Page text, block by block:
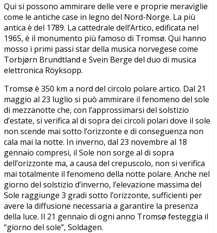
Qui si possono ammirare delle vere e proprie meraviglie
come le antiche case in legno del Nord-Norge. La più
antica è del 1789. La cattedrale dell’Artico, edificata nel
1965, è il monumento più famoso di Tromsø. Qui hanno
mosso i primi passi star della musica norvegese come
Torbjørn Brundtland e Svein Berge del duo di musica
elettronica Röyksopp.
Tromsø è 350 km a nord del circolo polare artico. Dal 21
maggio al 23 luglio si può ammirare il fenomeno del sole
di mezzanotte che, con l’approssimarsi del solstizio
d’estate, si verifica al di sopra dei circoli polari dove il sole
non scende mai sotto l’orizzonte e di conseguenza non
cala mai la notte. In inverno, dal 23 novembre al 18
gennaio compresi, il Sole non sorge al di sopra
dell’orizzonte ma, a causa del crepuscolo, non si verifica
mai totalmente il fenomeno della notte polare. Anche nel
giorno del solstizio d’inverno, l’elevazione massima del
Sole raggiunge 3 gradi sotto l’orizzonte, sufficienti per
avere la diffusione necessaria a garantire la presenza
della luce. Il 21 gennaio di ogni anno Tromsø festeggia il
“giorno del sole”, Soldagen.